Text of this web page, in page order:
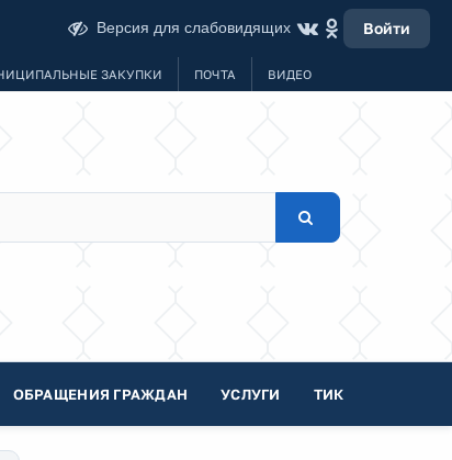
Версия для слабовидящих Войти
ЗАКУПКИ ПОЧТА ВИДЕО
ОБРАЩЕНИЯ ГРАЖДАН УСЛУГИ ТИК